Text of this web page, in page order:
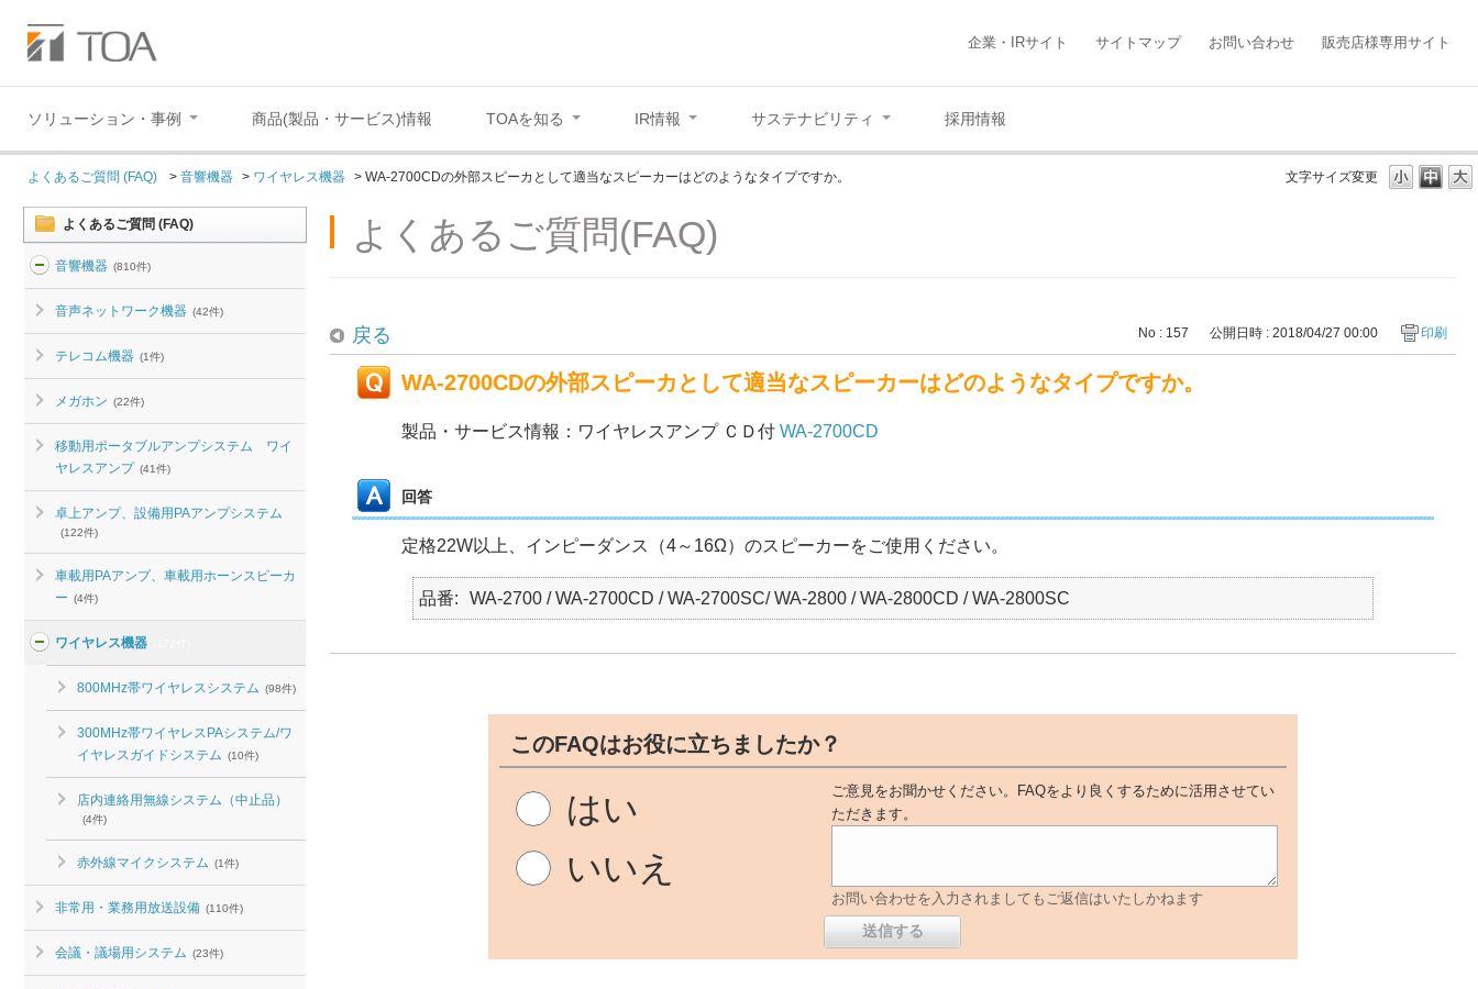
企業・IRサイト サイトマップ お問い合わせ 販売店様専用サイト
ソリューション・事例 商品(製品・サービス)情報 TOAを知る IR情報 サステナビリティ 採用情報
文字サイズ変更
よくあるご質問 (FAQ) > 音響機器 > ワイヤレス機器 > WA-2700CDの外部スピーカとして適当なスピーカーはどのようなタイプですか。
よくあるご質問 (FAQ)
音響機器 (810件)
音声ネットワーク機器 (42件)
テレコム機器 (1件)
メガホン (22件)
移動用ポータブルアンプシステム ワイ
ヤレスアンプ (41件)
卓上アンプ、設備用PAアンプシステム
(122件)
車載用PAアンプ、車載用ホーンスピーカ
ー (4件)
ワイヤレス機器
800MHz帯ワイヤレスシステム (98件)
300MHz帯ワイヤレスPAシステム/ワ
イヤレスガイドシステム (10件)
店内連絡用無線システム（中止品）
(4件)
赤外線マイクシステム (1件)
非常用・業務用放送設備 (110件)
会議・議場用システム (23件)
よくあるご質問(FAQ)
戻る No : 157 公開日時 : 2018/04/27 00:00 印刷
WA-2700CDの外部スピーカとして適当なスピーカーはどのようなタイプですか。
製品・サービス情報：ワイヤレスアンプ ＣＤ付 WA-2700CD
回答
定格22W以上、インピーダンス（4～16Ω）のスピーカーをご使用ください。
品番 WA-2700 / WA-2700CD / WA-2700SC/ WA-2800 / WA-2800CD / WA-2800SC
このFAQはお役に立ちましたか？
はい
いいえ
ご意見をお聞かせください。FAQをより良くするために活用させてい
ただきます。
お問い合わせを入力されましてもご返信はいたしかねます